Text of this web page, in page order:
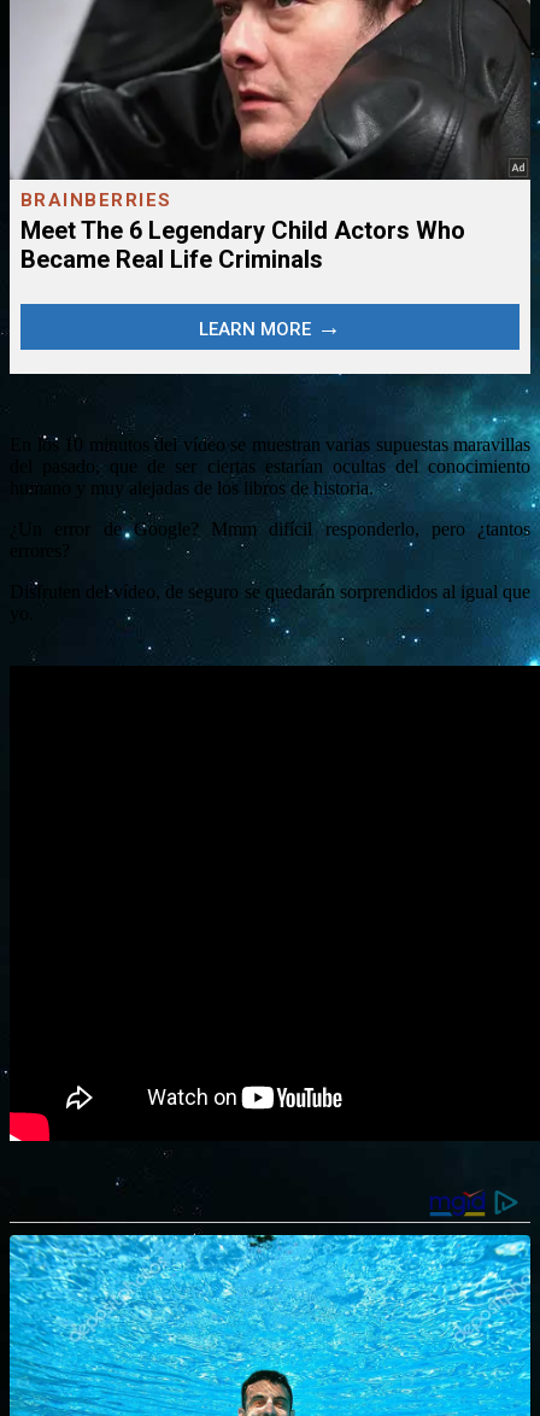
En los 10 minutos del vídeo se muestran varias supuestas maravillas
del pasado, que de ser ciertas estarían ocultas del conocimiento
humano y muy alejadas de los libros de historia.
¿Un error de Google? Mmm difícil responderlo, pero ¿tantos
Disfruten del vídeo, de seguro se quedarán sorprendidos al igual que